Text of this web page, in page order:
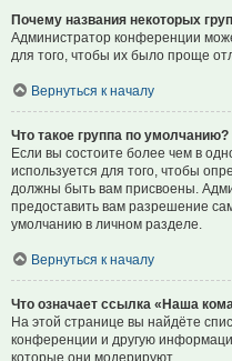
Почему названия некоторых
Администратор конференции
для того, чтобы их было проще
Вернуться к началу
Что такое группа по умолчанию?
Если вы состоите более чем в
используется для того, чтобы
должны быть вам присвоены.
предоставить вам разрешение
умолчанию в личном разделе.
Вернуться к началу
Что означает ссылка «Наша
На этой странице вы найдёте
конференции и другую
которые они модерируют.